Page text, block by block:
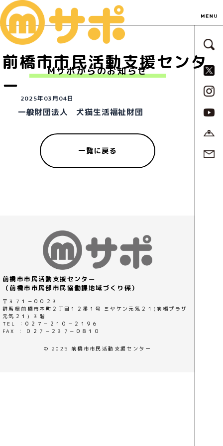
前橋市市民活動支援センタ
ー
サ
Mサポからのお知らせ
2025年03月04日
一般財団法人 犬猫生活福祉財団
一覧に戻る
前橋市市民活動支援センター
（前橋市市民部市民協働課地域づくり係）
〒３７１－００２３
群馬県前橋市本町２丁目１２番１号 ミヤケン元気２１(前橋プラザ
元気２１) ３階
TEL ：０２７－２１０－２１９６
FAX ： ０２７－２３７－０８１０
© 2025 前橋市市民活動支援センター